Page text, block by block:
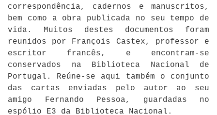
correspondência, cadernos e manuscritos,
bem como a obra publicada no seu tempo de
vida. Muitos destes documentos foram
reunidos por François Castex, professor e
escritor francês, e encontram-se
conservados na Biblioteca Nacional de
Portugal. Reúne-se aqui também o conjunto
das cartas enviadas pelo autor ao seu
amigo Fernando Pessoa, guardadas no
espólio E3 da Biblioteca Nacional.